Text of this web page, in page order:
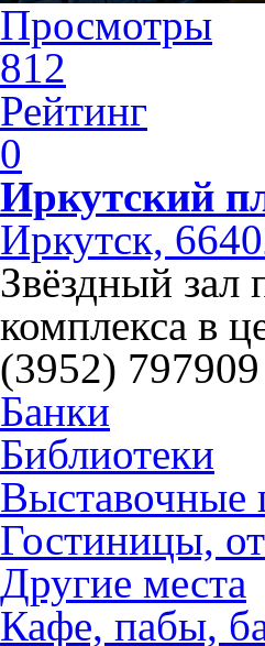
Просмотры
812
Рейтинг
0
Иркутский
Иркутск,
Звёздный зал
комплекса в
(3952) 797909
Банки
Библиотеки
Выставочные
Гостиницы,
Другие места
Кафе, пабы,